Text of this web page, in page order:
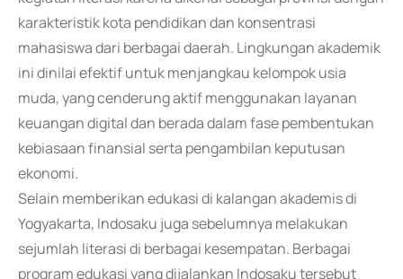
karakteristik kota pendidikan dan konsentrasi
mahasiswa dari berbagai daerah. Lingkungan akademik
ini dinilai efektif untuk menjangkau kelompok usia
muda, yang cenderung aktif menggunakan layanan
keuangan digital dan berada dalam fase pembentukan
kebiasaan finansial serta pengambilan keputusan
ekonomi.
Selain memberikan edukasi di kalangan akademis di
Yogyakarta, Indosaku juga sebelumnya melakukan
sejumlah literasi di berbagai kesempatan. Berbagai
program edukasi yang dijalankan Indosaku tersebut